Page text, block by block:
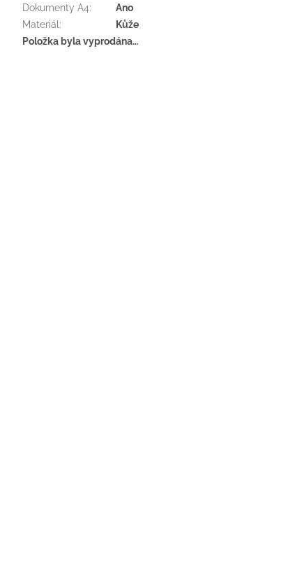
Dokumenty A4:
Ano
Materiál :
Kůže
Položka byla vyprodána…